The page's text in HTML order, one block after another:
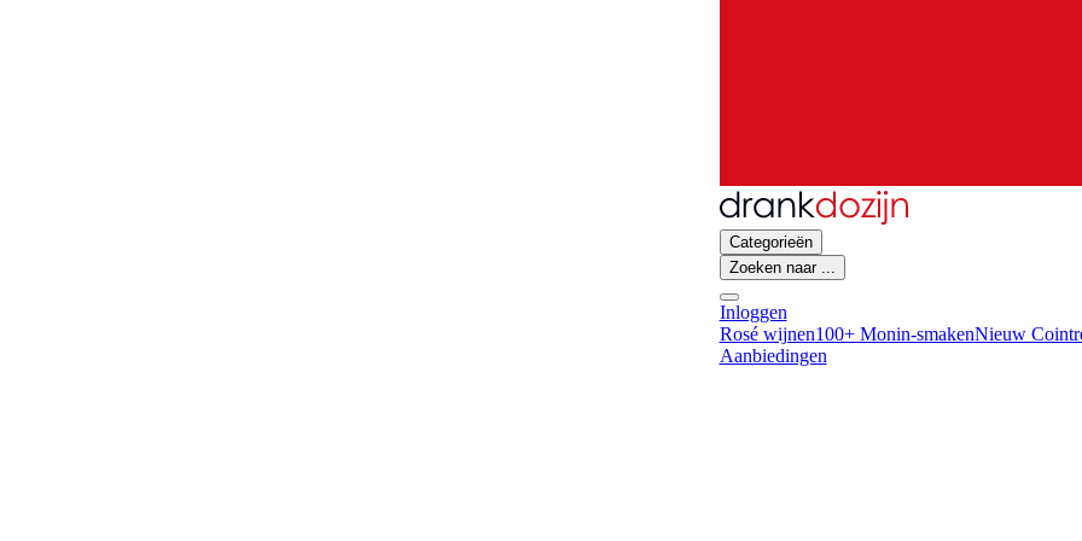
Categorieën
Zoeken naar ...
Inloggen
Rosé wijnen100+ Monin-smakenNieuw
Aanbiedingen